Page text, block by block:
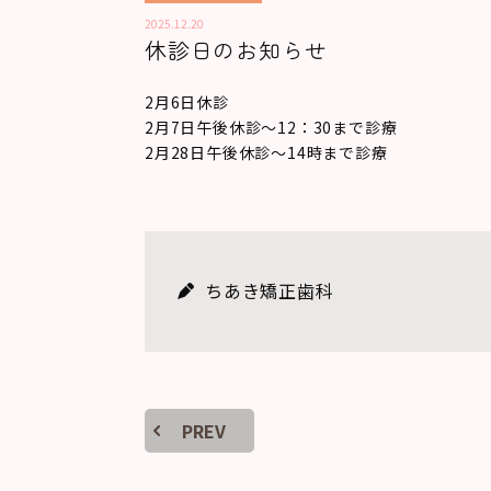
2025.12.20
休診日のお知らせ
2月6日休診
2月7日午後休診～12：30まで診療
2月28日午後休診～14時まで診療
ちあき矯正歯科
PREV